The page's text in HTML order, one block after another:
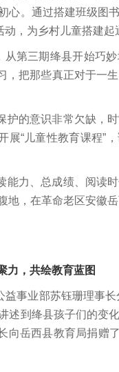
心。通过搭建班级图
，为乡村儿童搭建起
从第三期绛县开始巧
把那些真正对于一
护的意识非常欠缺，
“儿童性教育课程”
能力、总成绩、阅读
地，在革命老区安徽
力，共绘教育蓝图
事业部苏钰珊理事
述到绛县孩子们的变
向岳西县教育局捐赠